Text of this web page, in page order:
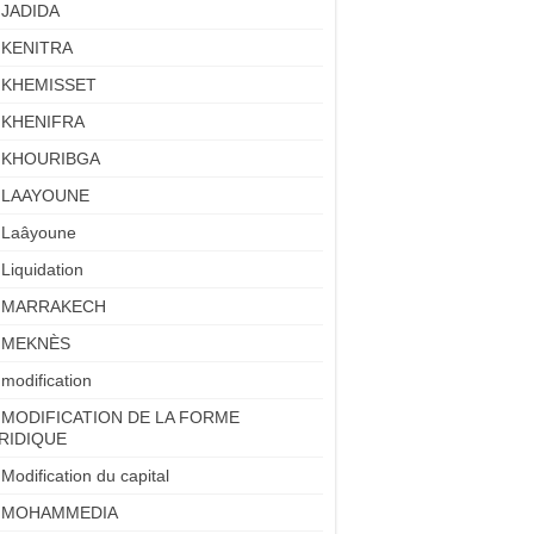
JADIDA
KENITRA
KHEMISSET
KHENIFRA
KHOURIBGA
LAAYOUNE
Laâyoune
Liquidation
MARRAKECH
MEKNÈS
modification
MODIFICATION DE LA FORME
Modification du capital
MOHAMMEDIA